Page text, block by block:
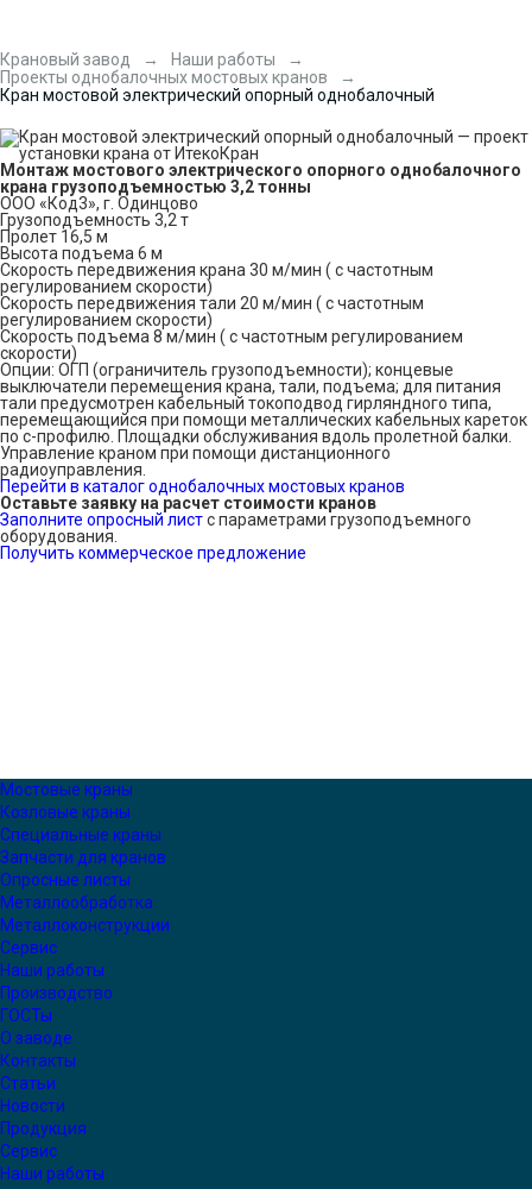
Крановый завод
Наши работы
Проекты однобалочных мостовых кранов
Кран мостовой электрический опорный однобалочный
Монтаж мостового электрического опорного однобалочного
крана грузоподъемностью 3,2 тонны
ООО «Код3», г. Одинцово
Грузоподъемность 3,2 т
Пролет 16,5 м
Высота подъема 6 м
Скорость передвижения крана 30 м/мин ( с частотным
регулированием скорости)
Скорость передвижения тали 20 м/мин ( с частотным
регулированием скорости)
Скорость подъема 8 м/мин ( с частотным регулированием
скорости)
Опции: ОГП (ограничитель грузоподъемности); концевые
выключатели перемещения крана, тали, подъема; для питания
тали предусмотрен кабельный токоподвод гирляндного типа,
перемещающийся при помощи металлических кабельных кареток
по с-профилю. Площадки обслуживания вдоль пролетной балки.
Управление краном при помощи дистанционного
радиоуправления.
Перейти в каталог однобалочных мостовых кранов
Оставьте заявку на расчет стоимости кранов
Заполните опросный листс параметрами грузоподъемного
оборудования.
Получить коммерческое предложение
Мостовые краны
Козловые краны
Специальные краны
Запчасти для кранов
Опросные листы
Металлообработка
Металлоконструкции
Сервис
Наши работы
Производство
ГОСТы
О заводе
Контакты
Статьи
Новости
Продукция
Сервис
Наши работы